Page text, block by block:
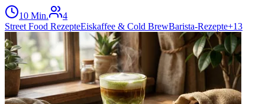
10 Min.
4
Street Food RezepteEiskaffee & Cold BrewBarista-Rezepte+13